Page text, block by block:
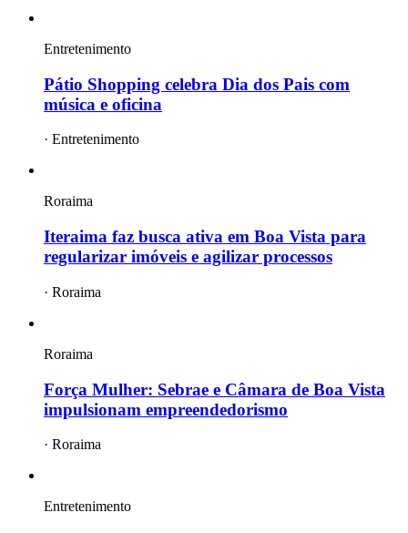
Entretenimento
Pátio Shopping celebra Dia dos Pais com
música e oficina
· Entretenimento
Roraima
Iteraima faz busca ativa em Boa Vista para
regularizar imóveis e agilizar processos
· Roraima
Roraima
Força Mulher: Sebrae e Câmara de Boa Vista
impulsionam empreendedorismo
· Roraima
Entretenimento